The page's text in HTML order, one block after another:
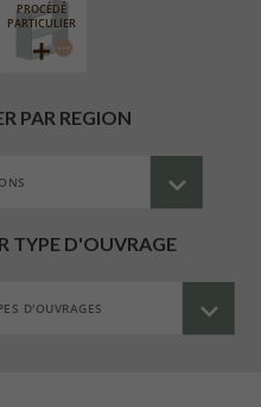
PROCÉDÉ
PARTICULIER
PAR REGION
TYPE D'OUVRAGE